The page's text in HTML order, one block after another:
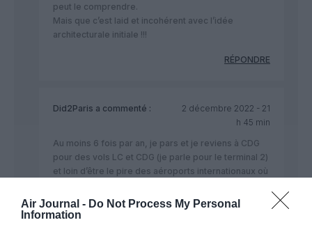
Air Journal - Do Not Process My Personal
Information
peut le comprendre.
Mais que c’est laid et incohérent avec l’idée
architecturale initiale !!!
RÉPONDRE
Did2Paris a commenté :
2 décembre 2022 - 21
h 45 min
Au moins 6 fois par an, je pars et je reviens à CDG
pour des vols LC et CDG (je parle pour le terminal 2)
et loin d’être le pire des aéroports internationaux où
Singapour).
Concernant les faux taxis et sauf erreur de ma part